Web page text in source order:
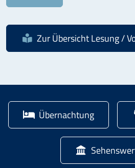
Zur ÜbersichtLesung /
Übernachtung